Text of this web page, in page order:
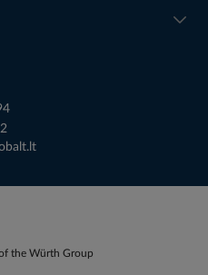
the Würth Group